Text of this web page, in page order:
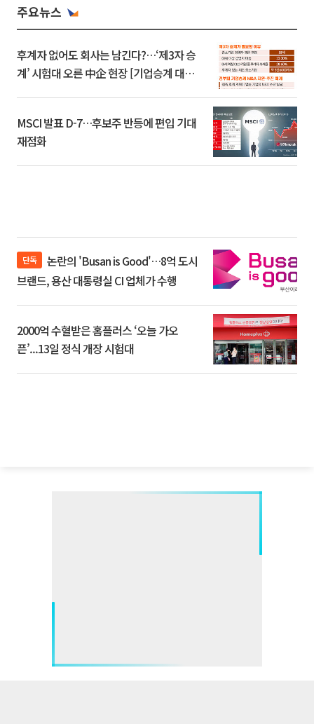
주요뉴스
후계자 없어도 회사는 남긴다?…‘제3자 승
계’ 시험대 오른 中企 현장 [기업승계 대전
MSCI 발표 D-7…후보주 반등에 편입 기대
재점화
단독
브랜드, 용산 대통령실 CI 업체가 수행
2000억 수혈받은 홈플러스 ‘오늘 가오
픈’...13일 정식 개장 시험대